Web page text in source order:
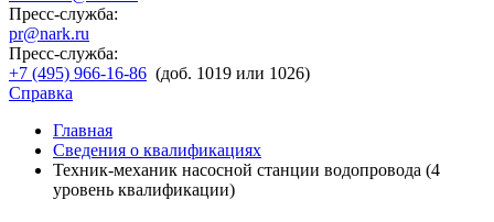
Пресс-служба:
pr@nark.ru
Пресс-служба:
+7 (495) 966-16-86 (доб. 1019 или 1026)
Справка
Главная
Сведения о квалификациях
Техник-механик насосной станции водопровода (4
уровень квалификации)